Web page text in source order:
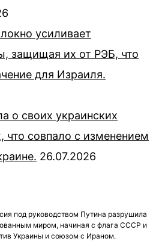
усиливает
защищая их от РЭБ, что
для Израиля.
о своих украинских
что совпало с изменением
26.07.2026
под руководством Путина разрушила
миром, начиная с флага СССР и
Украины и союзом с Ираном.